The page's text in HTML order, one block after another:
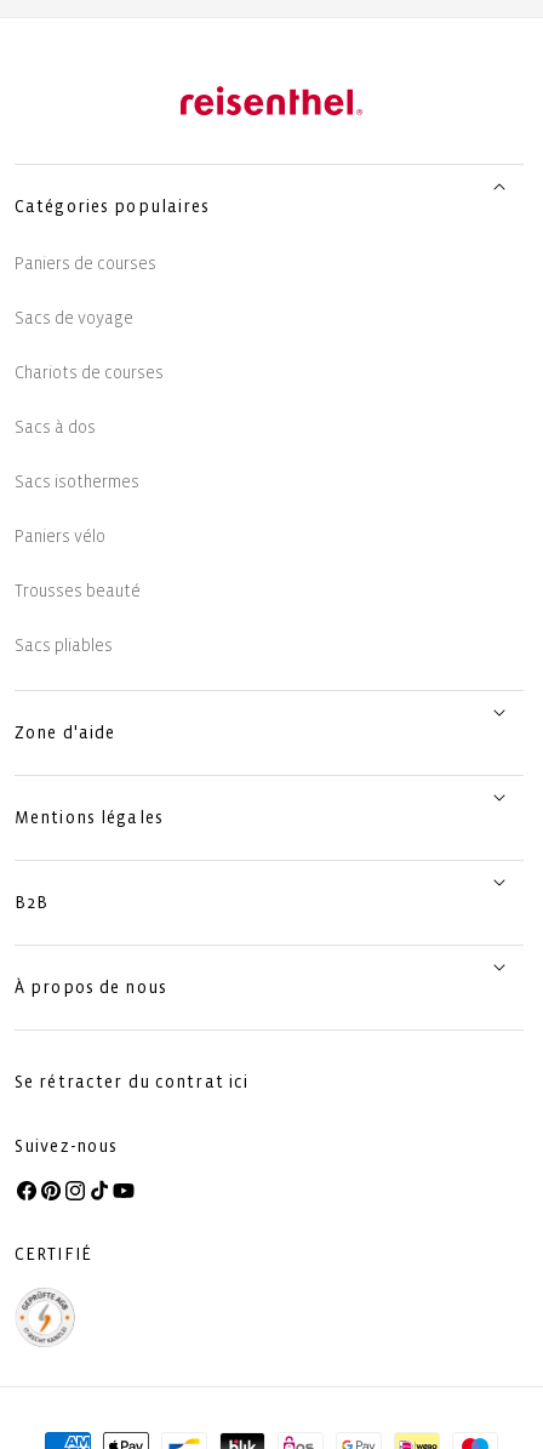
Catégories populaires
Paniers de courses
Sacs de voyage
Chariots de courses
Sacs à dos
Sacs isothermes
Paniers vélo
Trousses beauté
Sacs pliables
Zone d'aide
Mentions légales
B2B
À propos de nous
Se rétracter du contrat ici
Suivez-nous
Facebook
Pinterest
Instagram
TikTokYouTube
CERTIFIÉ
Moyens